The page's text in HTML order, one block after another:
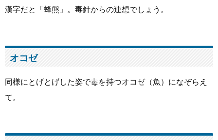
漢字だと「蜂熊」。毒針からの連想でしょう。
オコゼ
同様にとげとげした姿で毒を持つオコゼ（魚）になぞらえ
て。